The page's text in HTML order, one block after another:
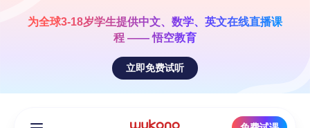
为全球3-18岁学生提供中文、数学、英文在线直播课
程 —— 悟空教育
立即免费试听